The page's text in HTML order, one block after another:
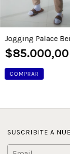
Jogging Palace
$85.000,00
COMPRAR
SUSCRIBITE A